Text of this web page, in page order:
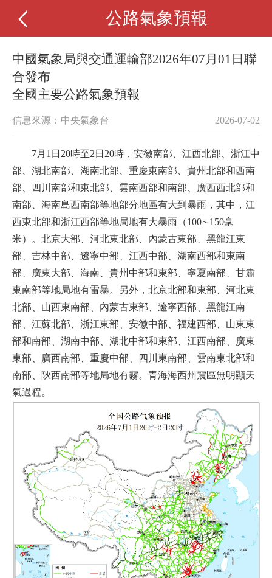
公路氣象預報
中國氣象局與交通運輸部2026年07月01日聯
合發布
全國主要公路氣象預報
信息來源：中央氣象台 2026-07-02
7月1日20時至2日20時，安徽南部、江西北部、浙江中
部、湖北南部、湖南北部、重慶東南部、貴州北部和西南
部、四川南部和東北部、雲南西部和南部、廣西西北部和
南部、海南島西南部等地部分地區有大到暴雨，其中，江
西東北部和浙江西部等地局地有大暴雨（100∼150毫
米）。北京大部、河北東北部、內蒙古東部、黑龍江東
部、吉林中部、遼寧中部、江西中部、湖南西部和東南
部、廣東大部、海南、貴州中部和東部、寧夏南部、甘肅
東南部等地局地有雷暴。另外，北京北部和東部、河北東
北部、山西東南部、內蒙古東部、遼寧西部、黑龍江南
部、江蘇北部、浙江東部、安徽中部、福建西部、山東東
部和南部、湖南中部、湖北中部和東部、江西南部、廣東
東部、廣西南部、重慶中部、四川東南部、雲南東北部和
南部、陝西南部等地局地有霧。青海海西州震區無明顯天
氣過程。